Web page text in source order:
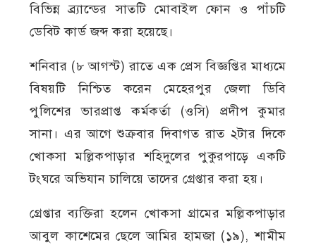
বিভিন্ন ব্র্যান্ডের সাতটি মোবাইল ফোন ও পাঁচটি
ডেবিট কার্ড জব্দ করা হয়েছে।
শনিবার (৮ আগস্ট) রাতে এক প্রেস বিজ্ঞপ্তির মাধ্যমে
বিষয়টি নিশ্চিত করেন মেহেরপুর জেলা ডিবি
পুলিশের ভারপ্রাপ্ত কর্মকর্তা (ওসি) প্রদীপ কুমার
সানা। এর আগে শুক্রবার দিবাগত রাত ২টার দিকে
খোকসা মল্লিকপাড়ার শহিদুলের পুকুরপাড়ে একটি
টংঘরে অভিযান চালিয়ে তাদের গ্রেপ্তার করা হয়।
গ্রেপ্তার ব্যক্তিরা হলেন খোকসা গ্রামের মল্লিকপাড়ার
আবুল কাশেমের ছেলে আমির হামজা (১৯), শামীম